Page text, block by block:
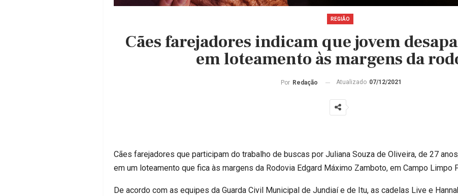
REGIÃO
Cães farejadores indicam que jovem
em loteamento às margens da
Por Redação Atualizado 07/12/2021
Cães farejadores que participam do trabalho de buscas por Juliana Souza de Oliveira, de 27
em um loteamento que fica às margens da Rodovia Edgard Máximo Zamboto, em Campo Limpo
De acordo com as equipes da Guarda Civil Municipal de Jundiaí e de Itu, as cadelas Live e